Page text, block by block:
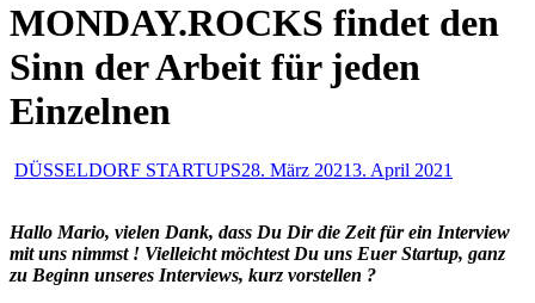
MONDAY.ROCKS findet den
Sinn der Arbeit für jeden
Einzelnen
DÜSSELDORF STARTUPS28. März 20213. April 2021
Hallo Mario, vielen Dank, dass Du Dir die Zeit für ein Interview
mit uns nimmst ! Vielleicht möchtest Du uns Euer Startup, ganz
zu Beginn unseres Interviews, kurz vorstellen ?